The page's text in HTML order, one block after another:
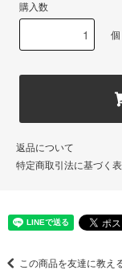
購入数
個
返品について
特定商取引法に基づく
この商品を友達に教え